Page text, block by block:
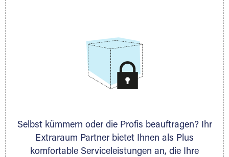
Selbst kümmern oder die Profis beauftragen? Ihr
Extraraum Partner bietet Ihnen als Plus
komfortable Serviceleistungen an, die Ihre